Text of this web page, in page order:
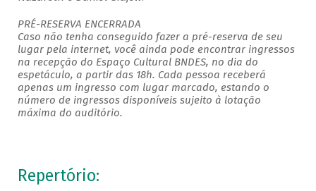
PRÉ-RESERVA ENCERRADA
Caso não tenha conseguido fazer a pré-reserva de seu
lugar pela internet, você ainda pode encontrar ingressos
na recepção do Espaço Cultural BNDES, no dia do
espetáculo, a partir das 18h. Cada pessoa receberá
apenas um ingresso com lugar marcado, estando o
número de ingressos disponíveis sujeito à lotação
máxima do auditório.
Repertório: